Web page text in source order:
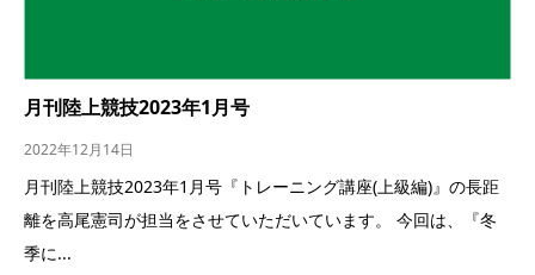
月刊陸上競技2023年1月号
2022年12月14日
月刊陸上競技2023年1月号『トレーニング講座(上級編)』の長距
離を高尾憲司が担当をさせていただいています。 今回は、『冬
季に...